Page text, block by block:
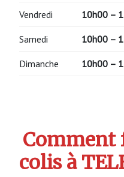
Vendredi 10h00 –
Samedi 10h00 –
Dimanche 10h00 –
Comment
colis à